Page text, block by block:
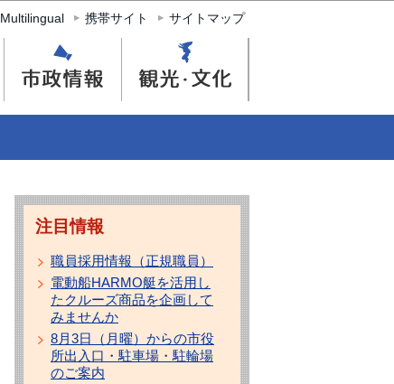
Multilingual 携帯サイト サイトマップ
注目情報
職員採用情報（正規職員）
電動船HARMO艇を活用し
たクルーズ商品を企画して
みませんか
8月3日（月曜）からの市役
所出入口・駐車場・駐輪場
のご案内